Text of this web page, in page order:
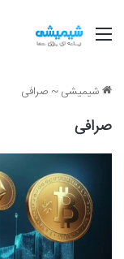
منو
شیمیشی~ صرافی
صرافی